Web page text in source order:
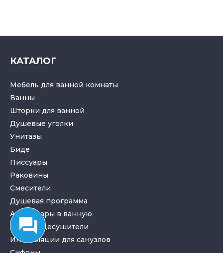
КАТАЛОГ
Мебель для ванной комнаты
Ванны
Шторки для ванной
Душевые уголки
Унитазы
Биде
Писсуары
Раковины
Смесители
Душевая программа
Аксессуары в ванную
Полотенцесушители
Инсталляции для санузлов